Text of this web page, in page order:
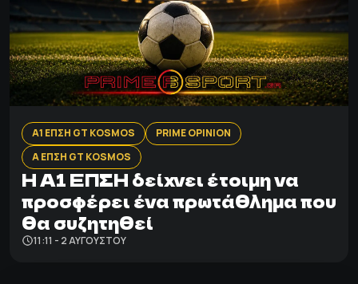
Α1 ΕΠΣΗ GT KOSMOS
PRIME OPINION
Α ΕΠΣΗ GT KOSMOS
Η Α1 ΕΠΣΗ δείχνει έτοιμη να
προσφέρει ένα πρωτάθλημα που
θα συζητηθεί
11:11 - 2 ΑΥΓΟΎΣΤΟΥ